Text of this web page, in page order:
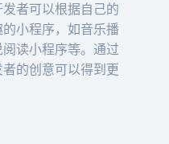
者可以根据自己的
小程序，如音乐播
读小程序等。通过
的创意可以得到更